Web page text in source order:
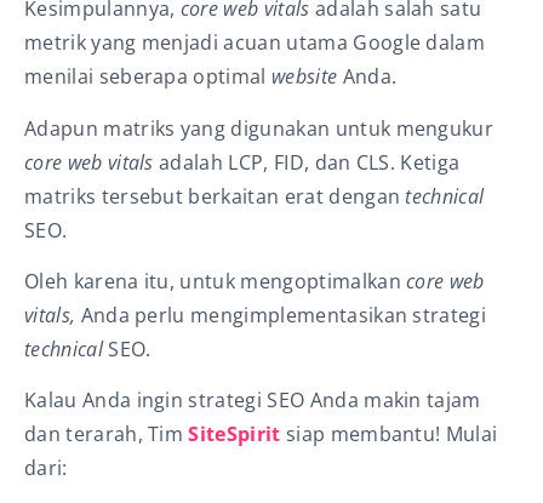
Kesimpulannya, core web vitals adalah salah satu
metrik yang menjadi acuan utama Google dalam
menilai seberapa optimal website Anda.
Adapun matriks yang digunakan untuk mengukur
core web vitalsadalah LCP, FID, dan CLS. Ketiga
matriks tersebut berkaitan erat dengan technical
SEO.
Oleh karena itu, untuk mengoptimalkancore web
vitals, Anda perlu mengimplementasikan strategi
technicalSEO.
Kalau Anda ingin strategi SEO Anda makin tajam
dan terarah, TimSiteSpirit siap membantu! Mulai
dari: